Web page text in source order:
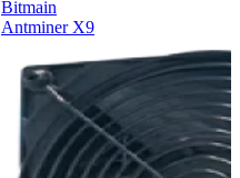
Bitmain
Antminer X9